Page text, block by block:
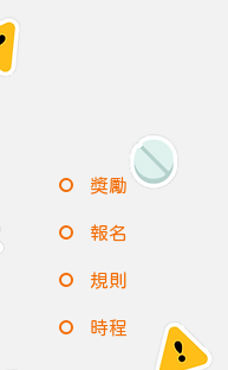
獎勵
報名
規則
時程